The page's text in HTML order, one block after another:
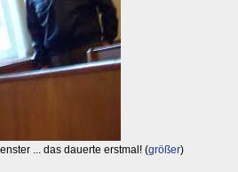
... das dauerte erstmal! (größer)